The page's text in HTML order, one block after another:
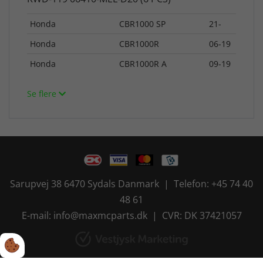
Honda CBR1000 SP
21-
Honda
CBR1000R
06-19
Honda
CBR1000R A 09-19
Se flere
Sarupvej 38 6470 Sydals Danmark | Telefon: +45 74 40
48 61
E-mail: info@maxmcparts.dk | CVR: DK 37421057